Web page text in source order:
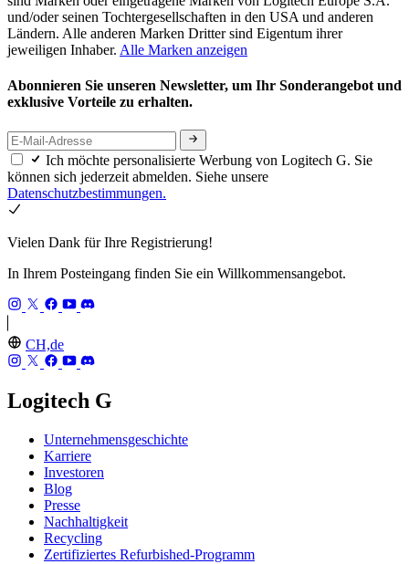
und/oder seinen Tochtergesellschaften in den USA und anderen
Ländern. Alle anderen Marken Dritter sind Eigentum ihrer
jeweiligen Inhaber. Alle Marken anzeigen
Abonnieren Sie unseren Newsletter, um Ihr Sonderangebot und
exklusive Vorteile zu erhalten.
Ich möchte personalisierte Werbung von Logitech G. Sie
können sich jederzeit abmelden. Siehe unsere
Datenschutzbestimmungen.
Vielen Dank für Ihre Registrierung!
In Ihrem Posteingang finden Sie ein Willkommensangebot.
CH,de
Logitech G
Unternehmensgeschichte
Karriere
Investoren
Blog
Presse
Nachhaltigkeit
Recycling
Zertifiziertes Refurbished-Programm